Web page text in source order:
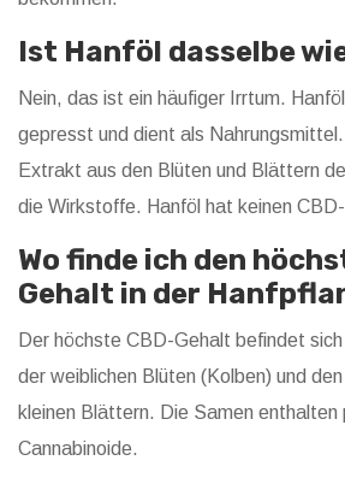
Ist Hanföl dasselbe
Nein, das ist ein häufiger Irrtum.
gepresst und dient als
Extrakt aus den Blüten und Blättern
die Wirkstoffe. Hanföl hat keinen
Wo finde ich den
Gehalt in der
Der höchste CBD-Gehalt befindet
der weiblichen Blüten (Kolben) und
kleinen Blättern. Die Samen enthalten
Cannabinoide.